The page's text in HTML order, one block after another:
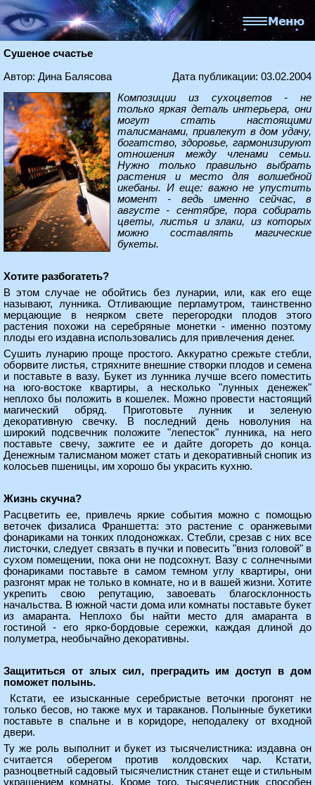
Сушеное счастье
Автор: Дина Балясова
Дата публикации: 03.02.2004
Композиции из сухоцветов - не
только яркая деталь интерьера, они
могут стать настоящими
талисманами, привлекут в дом удачу,
богатство, здоровье, гармонизируют
отношения между членами семьи.
Нужно только правильно выбрать
растения и место для волшебной
икебаны. И еще: важно не упустить
момент - ведь именно сейчас, в
августе - сентябре, пора собирать
цветы, листья и злаки, из которых
можно составлять магические
букеты.
Хотите разбогатеть?
В этом случае не обойтись без лунарии, или, как его еще
называют, лунника. Отливающие перламутром, таинственно
мерцающие в неярком свете перегородки плодов этого
растения похожи на серебряные монетки - именно поэтому
плоды его издавна использовались для привлечения денег.
Сушить лунарию проще простого. Аккуратно срежьте стебли,
оборвите листья, стряхните внешние створки плодов и семена
и поставьте в вазу. Букет из лунника лучше всего поместить
на юго-востоке квартиры, а несколько "лунных денежек"
неплохо бы положить в кошелек. Можно провести настоящий
магический обряд. Приготовьте лунник и зеленую
декоративную свечку. В последний день новолуния на
широкий подсвечник положите "лепесток" лунника, на него
поставьте свечу, зажгите ее и дайте догореть до конца.
Денежным талисманом может стать и декоративный снопик из
колосьев пшеницы, им хорошо бы украсить кухню.
Жизнь скучна?
Расцветить ее, привлечь яркие события можно с помощью
веточек физалиса Франшетта: это растение с оранжевыми
фонариками на тонких плодоножках. Стебли, срезав с них все
листочки, следует связать в пучки и повесить "вниз головой" в
сухом помещении, пока они не подсохнут. Вазу с солнечными
фонариками поставьте в самом темном углу квартиры, они
разгонят мрак не только в комнате, но и в вашей жизни. Хотите
укрепить свою репутацию, завоевать благосклонность
начальства. В южной части дома или комнаты поставьте букет
из амаранта. Неплохо бы найти место для амаранта в
гостиной - его ярко-бордовые сережки, каждая длиной до
полуметра, необычайно декоративны.
Защититься от злых сил, преградить им доступ в дом
поможет полынь.
Кстати, ее изысканные серебристые веточки прогонят не
только бесов, но также мух и тараканов. Полынные букетики
поставьте в спальне и в коридоре, неподалеку от входной
двери.
Ту же роль выполнит и букет из тысячелистника: издавна он
считается оберегом против колдовских чар. Кстати,
разноцветный садовый тысячелистник станет еще и стильным
украшением комнаты. Кроме того, тысячелистник способен